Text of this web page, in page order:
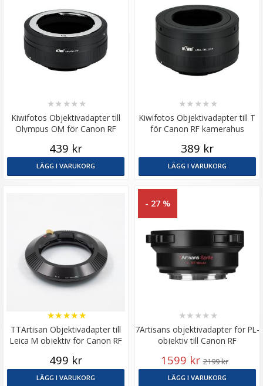
Kiwifotos Objektivadapter till
Olympus OM för Canon RF
★★ ★★ ★
439 kr
LÄGG I VARUKORG
Kiwifotos Objektivadapter till T
för Canon RF kamerahus
★★ ★★ ★
389 kr
LÄGG I VARUKORG
TTArtisan Objektivadapter till
Leica M objektiv för Canon RF
★★★★★
499 kr
LÄGG I VARUKORG
- 27 %
7Artisans objektivadapter för PL-
objektiv till Canon RF
★★ ★★ ★
1599 kr 2199 kr
LÄGG I VARUKORG